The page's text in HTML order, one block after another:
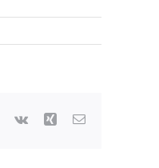
Pinterest
Vk Xing Email